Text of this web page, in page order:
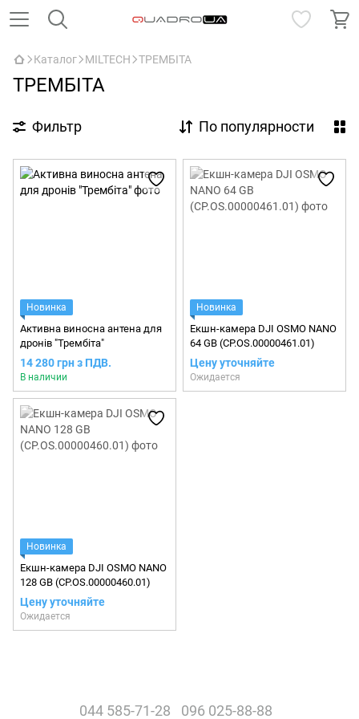
Каталог MILTECH ТРЕМБІТА
ТРЕМБІТА
Фильтр По популярности
Новинка
Активна виносна антена для
дронів "Трембіта"
14 280 грн з ПДВ.
В наличии
Новинка
Екшн-камера DJI OSMO NANO
64 GB (CP.OS.00000461.01)
Цену уточняйте
Ожидается
Новинка
Екшн-камера DJI OSMO NANO
128 GB (CP.OS.00000460.01)
Цену уточняйте
Ожидается
044 585-71-28 096 025-88-88